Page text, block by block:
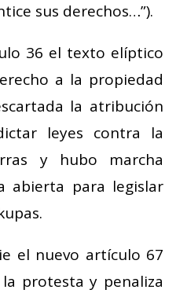
sus derechos…”).
36 el texto elíptico
a la propiedad
la atribución
leyes contra la
y hubo marcha
abierta para legislar
el nuevo artículo 67
protesta y penaliza